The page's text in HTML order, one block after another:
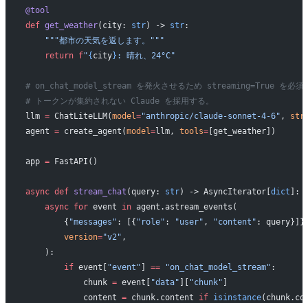
@tool
def get_weather(city: str) -> str:
    """都市の天気を返します。"""
    return
f"{city} : 晴れ、24°C"
# on_chat_model_stream を発火させるため streaming=True を必須
# トークンが集約されない Claude を採用する。
llm = ChatLiteLLM(model="anthropic/claude-sonnet-4-6" ,
agent = create_agent(model=llm, tools=[get_weather])
app = FastAPI()
async def stream_chat (query: str) -> AsyncIterator[dict ]:
    async
for event in agent.astream_events(
        {
"messages" : [{ "role" : "user" , "content" :
        version
="v2" ,
    ):
        if
event[ "event" ] == "on_chat_model_stream" :
            chunk
= event[ "data" ][ "chunk" ]
            content
= chunk.content if isinstance